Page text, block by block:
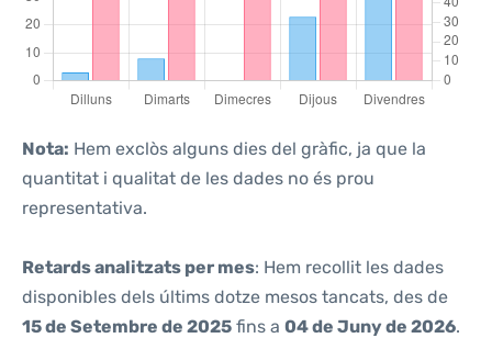
Nota: Hem exclòs alguns dies del gràfic, ja que la
quantitat i qualitat de les dades no és prou
representativa.
Retards analitzats per mes: Hem recollit les dades
disponibles dels últims dotze mesos tancats, des de
15 de Setembre de 2025 fins a 04 de Juny de 2026.